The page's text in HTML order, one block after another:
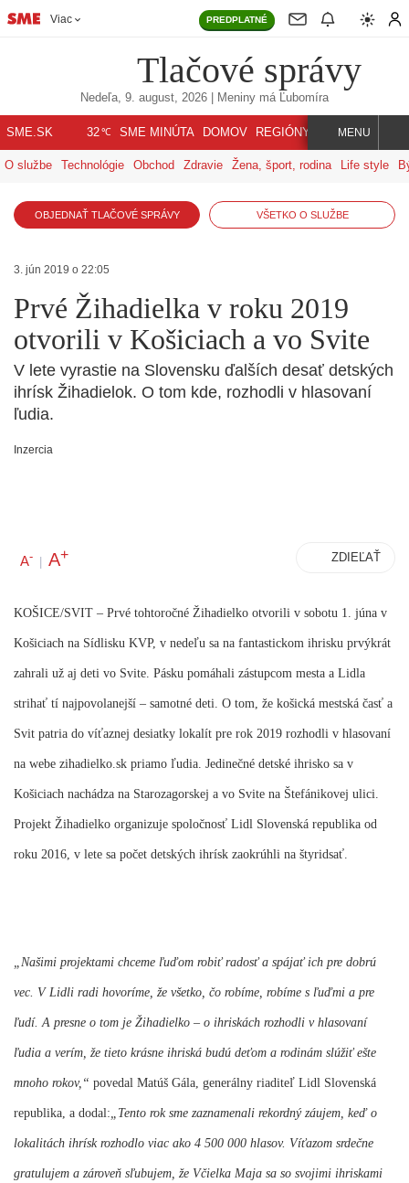
Viac PREDPLATNÉ
Tlačové správy
Nedeľa, 9. august, 2026 | Meniny má Ľubomíra
SME.SK 32℃ SME MINÚTA DOMOV REGIÓNY INDEX SVET
MENU
O službe Technológie Obchod Zdravie Žena, šport, rodina Life style
OBJEDNAŤ TLAČOVÉ SPRÁVY VŠETKO O SLUŽBE
3. jún 2019 o 22:05
Prvé Žihadielka v roku 2019
otvorili v Košiciach a vo Svite
V lete vyrastie na Slovensku ďalších desať detských
ihrísk Žihadielok. O tom kde, rozhodli v hlasovaní
ľudia.
Inzercia
A- | A+ ZDIEĽAŤ
KOŠICE/SVIT – Prvé tohtoročné Žihadielko otvorili v sobotu 1. júna v
Košiciach na Sídlisku KVP, v nedeľu sa na fantastickom ihrisku prvýkrát
zahrali už aj deti vo Svite. Pásku pomáhali zástupcom mesta a Lidla
strihať tí najpovolanejší – samotné deti. O tom, že košická mestská časť a
Svit patria do víťaznej desiatky lokalít pre rok 2019 rozhodli v hlasovaní
na webe zihadielko.sk priamo ľudia. Jedinečné detské ihrisko sa v
Košiciach nachádza na Starozagorskej a vo Svite na Štefánikovej ulici.
Projekt Žihadielko organizuje spoločnosť Lidl Slovenská republika od
roku 2016, v lete sa počet detských ihrísk zaokrúhli na štyridsať.
„Našimi projektami chceme ľuďom robiť radosť a spájať ich pre dobrú
vec. V Lidli radi hovoríme, že všetko, čo robíme, robíme s ľuďmi a pre
ľudí. A presne o tom je Žihadielko – o ihriskách rozhodli v hlasovaní
ľudia a verím, že tieto krásne ihriská budú deťom a rodinám slúžiť ešte
mnoho rokov,“ povedal Matúš Gála, generálny riaditeľ Lidl Slovenská
republika, a dodal:„Tento rok sme zaznamenali rekordný záujem, keď o
lokalitách ihrísk rozhodlo viac ako 4 500 000 hlasov. Víťazom srdečne
gratulujem a zároveň sľubujem, že Včielka Maja sa so svojimi ihriskami